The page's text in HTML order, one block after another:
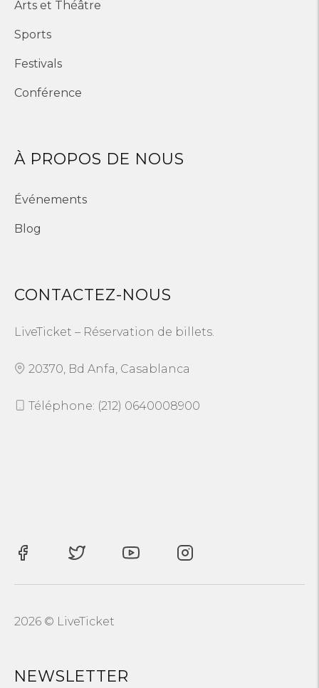
Arts et Théâtre
Sports
Festivals
Conférence
À PROPOS DE NOUS
Événements
Blog
CONTACTEZ-NOUS
LiveTicket – Réservation de billets.
20370, Bd Anfa, Casablanca
Téléphone: (212) 0640008900
2026 © LiveTicket
NEWSLETTER